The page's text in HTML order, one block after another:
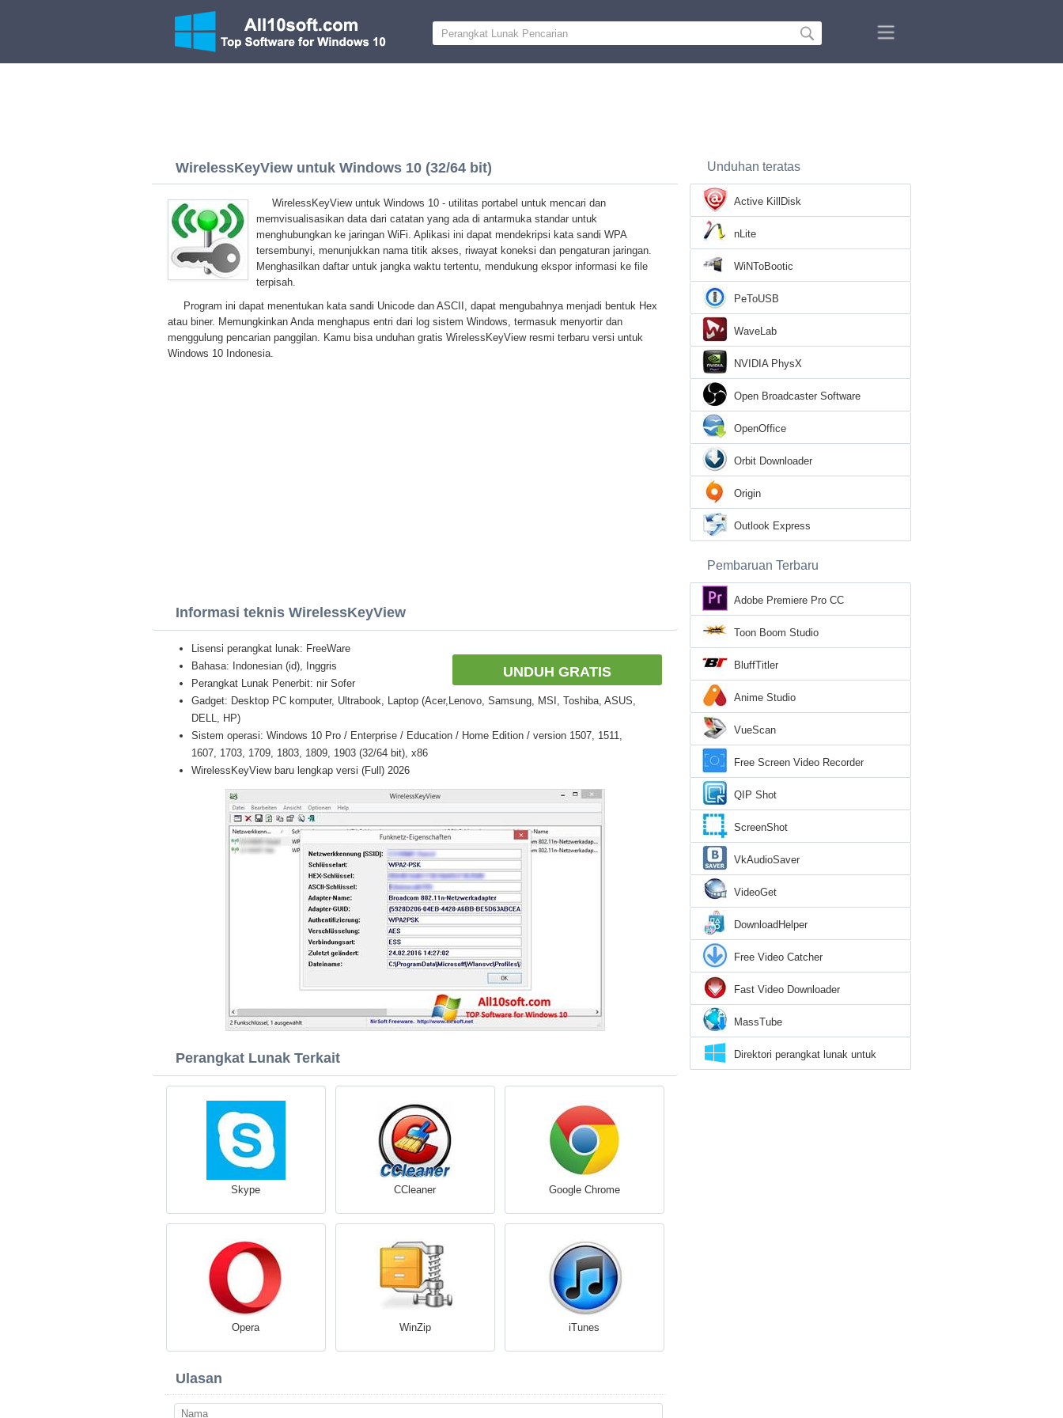
WirelessKeyView untuk Windows 10 (32/64 bit)
WirelessKeyView untuk Windows 10 - utilitas portabel untuk mencari dan
memvisualisasikan data dari catatan yang ada di antarmuka standar untuk
menghubungkan ke jaringan WiFi. Aplikasi ini dapat mendekripsi kata sandi WPA
tersembunyi, menunjukkan nama titik akses, riwayat koneksi dan pengaturan jaringan.
Menghasilkan daftar untuk jangka waktu tertentu, mendukung ekspor informasi ke file
terpisah.
Program ini dapat menentukan kata sandi Unicode dan ASCII, dapat mengubahnya menjadi bentuk Hex
atau biner. Memungkinkan Anda menghapus entri dari log sistem Windows, termasuk menyortir dan
menggulung pencarian panggilan. Kamu bisa unduhan gratis WirelessKeyView resmi terbaru versi untuk
Windows 10 Indonesia.
Informasi teknis WirelessKeyView
UNDUH GRATIS
Lisensi perangkat lunak: FreeWare
Bahasa: Indonesian (id), Inggris
Perangkat Lunak Penerbit: nir Sofer
Gadget: Desktop PC komputer, Ultrabook, Laptop (Acer,Lenovo, Samsung, MSI, Toshiba, ASUS,
DELL, HP)
Sistem operasi: Windows 10 Pro / Enterprise / Education / Home Edition / version 1507, 1511,
1607, 1703, 1709, 1803, 1809, 1903 (32/64 bit), x86
WirelessKeyView baru lengkap versi (Full) 2026
Perangkat Lunak Terkait
Skype CCleaner Google Chrome
Opera WinZip iTunes
Ulasan
Unduhan teratas
Active KillDisk
nLite
WiNToBootic
PeToUSB
WaveLab
NVIDIA PhysX
Open Broadcaster Software
OpenOffice
Orbit Downloader
Origin
Outlook Express
Pembaruan Terbaru
Adobe Premiere Pro CC
Toon Boom Studio
BluffTitler
Anime Studio
VueScan
Free Screen Video Recorder
QIP Shot
ScreenShot
VkAudioSaver
VideoGet
DownloadHelper
Free Video Catcher
Fast Video Downloader
MassTube
Direktori perangkat lunak untuk
Windows 10